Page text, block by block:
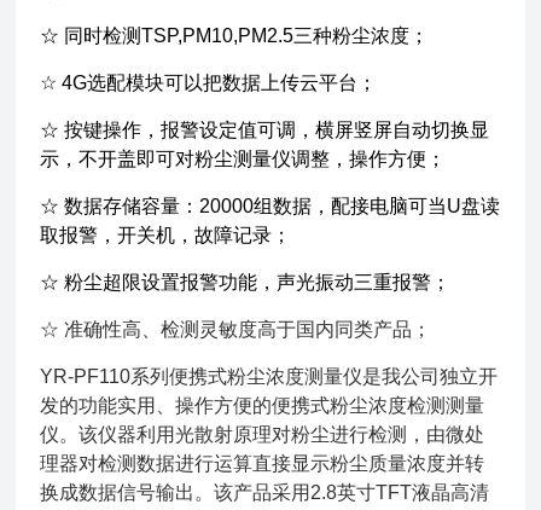
☆ 同时检测TSP,PM10,PM2.5三种粉尘浓度；
☆ 4G选配模块可以把数据上传云平台；
☆ 按键操作，报警设定值可调，横屏竖屏自动切换显
示，不开盖即可对粉尘测量仪调整，操作方便；
☆ 数据存储容量：20000组数据，配接电脑可当U盘读
取报警，开关机，故障记录；
☆ 粉尘超限设置报警功能，声光振动三重报警；
☆ 准确性高、检测灵敏度高于国内同类产品；
YR-PF110系列便携式粉尘浓度测量仪是我公司独立开
发的功能实用、操作方便的便携式粉尘浓度检测测量
仪。该仪器利用光散射原理对粉尘进行检测，由微处
理器对检测数据进行运算直接显示粉尘质量浓度并转
换成数据信号输出。该产品采用2.8英寸TFT液晶高清